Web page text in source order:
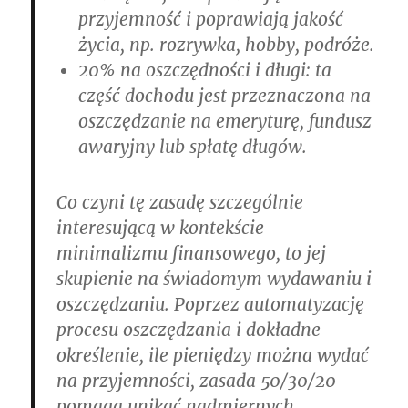
przyjemność i poprawiają jakość
życia, np. rozrywka, hobby, podróże.
20% na oszczędności i długi: ta
część dochodu jest przeznaczona na
oszczędzanie na emeryturę, fundusz
awaryjny lub spłatę długów.
Co czyni tę zasadę szczególnie
interesującą w kontekście
minimalizmu finansowego, to jej
skupienie na świadomym wydawaniu i
oszczędzaniu. Poprzez automatyzację
procesu oszczędzania i dokładne
określenie, ile pieniędzy można wydać
na przyjemności, zasada 50/30/20